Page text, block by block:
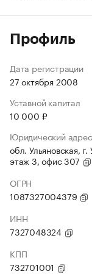
Профиль
Дата регистрации
27 октября 2008
Уставной капитал
10 000 ₽
Юридический адрес
обл. Ульяновская,
этаж 3, офис 307
ОГРН
1087327004379
ИНН
7327048324
КПП
732701001